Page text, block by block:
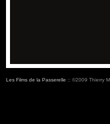
Les Films de la Passerelle :: ©2009 Thierry